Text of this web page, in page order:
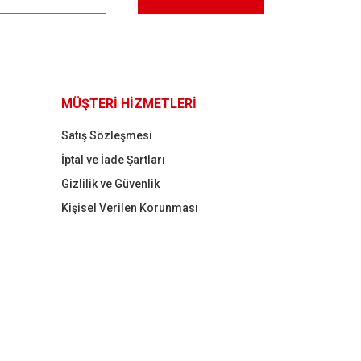
MÜŞTERİ HİZMETLERİ
Satış Sözleşmesi
İptal ve İade Şartları
Gizlilik ve Güvenlik
Kişisel Verilen Korunması